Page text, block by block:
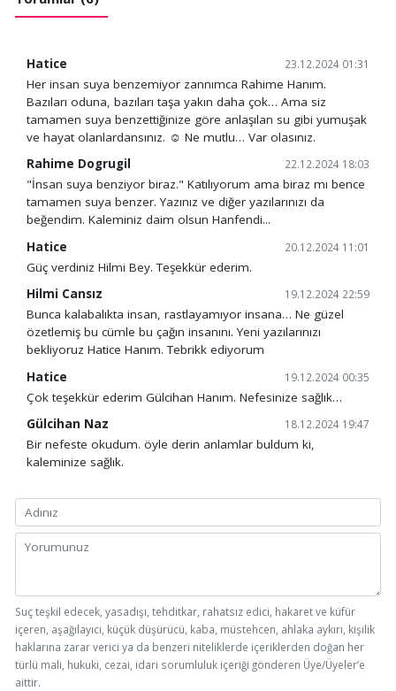
Hatice 23.12.2024 01:31
Her insan suya benzemiyor zannımca Rahime Hanım.
Bazıları oduna, bazıları taşa yakın daha çok… Ama siz
tamamen suya benzettiğinize göre anlaşılan su gibi yumuşak
ve hayat olanlardansınız. ☺️ Ne mutlu… Var olasınız.
Rahime Dogrugil
22.12.2024 18:03
"İnsan suya benziyor biraz." Katılıyorum ama biraz mı bence
tamamen suya benzer. Yazınız ve diğer yazılarınızı da
beğendim. Kaleminiz daim olsun Hanfendi...
Hatice
20.12.2024 11:01
Güç verdiniz Hilmi Bey. Teşekkür ederim.
Hilmi Cansız
19.12.2024 22:59
Bunca kalabalıkta insan, rastlayamıyor insana… Ne güzel
özetlemiş bu cümle bu çağın insanını. Yeni yazılarınızı
bekliyoruz Hatice Hanım. Tebrikk ediyorum
Hatice
19.12.2024 00:35
Çok teşekkür ederim Gülcihan Hanım. Nefesinize sağlık…
Gülcihan Naz
18.12.2024 19:47
Bir nefeste okudum. öyle derin anlamlar buldum ki,
kaleminize sağlık.
Suç teşkil edecek, yasadışı, tehditkar, rahatsız edici, hakaret ve küfür
içeren, aşağılayıcı, küçük düşürücü, kaba, müstehcen, ahlaka aykırı, kişilik
haklarına zarar verici ya da benzeri niteliklerde içeriklerden doğan her
türlü mali, hukuki, cezai, idari sorumluluk içeriği gönderen Üye/Üyeler’e
aittir.